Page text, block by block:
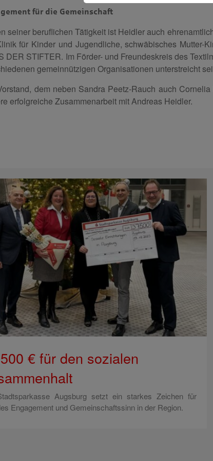
für die Gemeinschaft
seiner beruflichen Tätigkeit ist Heidler auch
für Kinder und Jugendliche, schwäbisches Mutter-
DER STIFTER. Im Förder- und Freundeskreis des
gemeinnützigen Organisationen unterstreicht
dem neben Sandra Peetz-Rauch auch
erfolgreiche Zusammenarbeit mit Andreas Heidler.
€ für den sozialen
Augsburg setzt ein starkes Zeichen für
Engagement und Gemeinschaftssinn in der Region.